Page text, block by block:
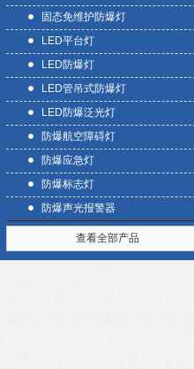
固态免维护防爆灯
LED平台灯
LED防爆灯
LED管吊式防爆灯
LED防爆泛光灯
防爆航空障碍灯
防爆应急灯
防爆标志灯
防爆声光报警器
查看全部产品